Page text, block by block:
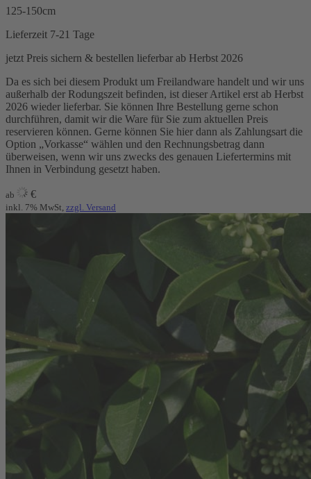
125-150cm
Lieferzeit 7-21 Tage
jetzt Preis sichern & bestellen lieferbar ab Herbst 2026
Da es sich bei diesem Produkt um Freilandware handelt und wir uns
außerhalb der Rodungszeit befinden, ist dieser Artikel erst ab Herbst
2026 wieder lieferbar. Sie können Ihre Bestellung gerne schon
durchführen, damit wir die Ware für Sie zum aktuellen Preis
reservieren können. Gerne können Sie hier dann als Zahlungsart die
Option „Vorkasse“ wählen und den Rechnungsbetrag dann
überweisen, wenn wir uns zwecks des genauen Liefertermins mit
Ihnen in Verbindung gesetzt haben.
ab €
inkl. 7% MwSt, zzgl. Versand